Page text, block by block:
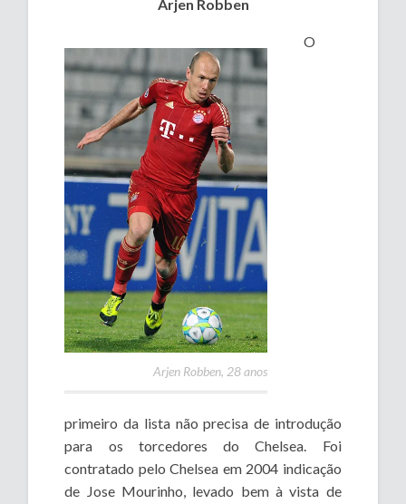
Arjen Robben
Arjen Robben, 28 anos
O
primeiro da lista não precisa de introdução
para os torcedores do Chelsea. Foi
contratado pelo Chelsea em 2004 indicação
de Jose Mourinho, levado bem à vista de